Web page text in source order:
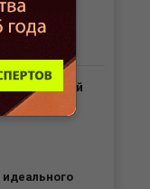
в бархатный
идеального